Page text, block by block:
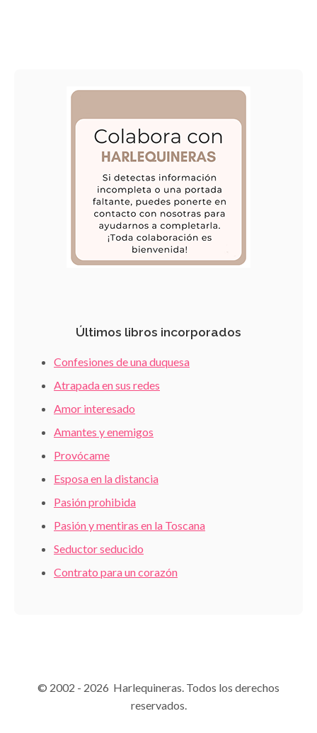
Últimos libros incorporados
Confesiones de una duquesa
Atrapada en sus redes
Amor interesado
Amantes y enemigos
Provócame
Esposa en la distancia
Pasión prohibida
Pasión y mentiras en la Toscana
Seductor seducido
Contrato para un corazón
© 2002 - 2026 Harlequineras. Todos los derechos
reservados.